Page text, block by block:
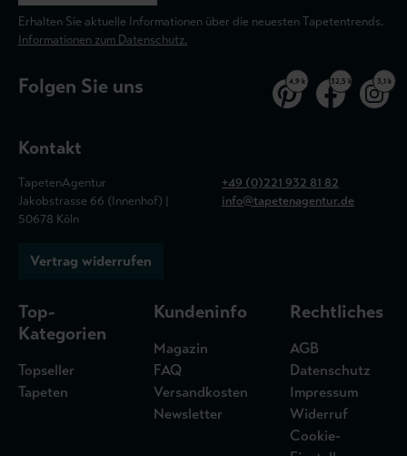
Erhalten Sie aktuelle Informationen über die neuesten Tapetentrends.
Informationen zum Datenschutz.
Folgen Sie uns 4,9 k 32,5 k 3,1 k
Kontakt
TapetenAgentur
Jakobstrasse 66 (Innenhof) |
50678 Köln
+49 (0)221 932 81 82
info@tapetenagentur.de
Vertrag widerrufen
Top-
Kategorien
Topseller
Tapeten
Kundeninfo
Magazin
FAQ
Versandkosten
Newsletter
Rechtliches
AGB
Datenschutz
Impressum
Widerruf
Cookie-